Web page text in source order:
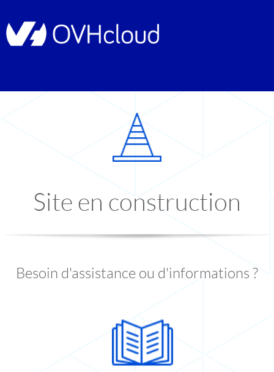
Site en construction
Besoin d'assistance ou d'informations ?